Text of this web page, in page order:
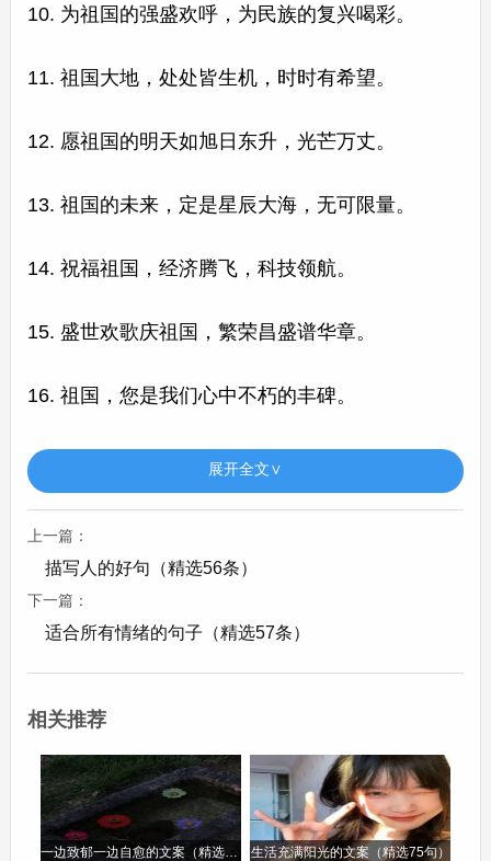
10. 为祖国的强盛欢呼，为民族的复兴喝彩。
11. 祖国大地，处处皆生机，时时有希望。
12. 愿祖国的明天如旭日东升，光芒万丈。
13. 祖国的未来，定是星辰大海，无可限量。
14. 祝福祖国，经济腾飞，科技领航。
15. 盛世欢歌庆祖国，繁荣昌盛谱华章。
16. 祖国，您是我们心中不朽的丰碑。
17. 愿祖国的天空湛蓝如宝石，永远晴朗。
18. 祖国昌盛，人民幸福，岁月静好长伴。
21. 千秋伟业，祖国砥砺前行，荣耀满途。
22. 祖国，您的力量是我们坚实的依靠。
23. 愿祖国的文化源远流长，光照世界。
展开全文∨
上一篇：
描写人的好句（精选56条）
下一篇：
适合所有情绪的句子（精选57条）
相关推荐
一边致郁一边自愈的文案（精选96句） 生活充满阳光的文案（精选75句）